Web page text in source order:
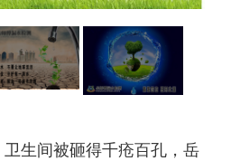
生间被砸得千疮百孔，岳